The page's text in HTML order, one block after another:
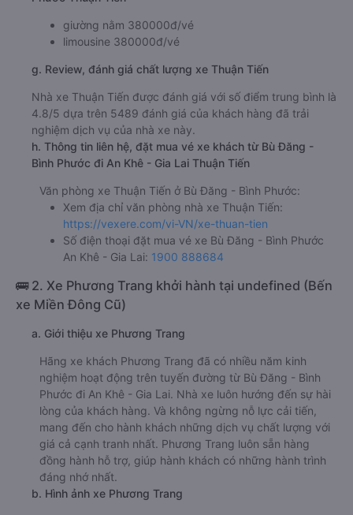
giường nằm 380000đ/vé
limousine 380000đ/vé
g. Review, đánh giá chất lượng xe Thuận Tiến
Nhà xe Thuận Tiến được đánh giá với số điểm trung bình là
4.8/5 dựa trên 5489 đánh giá của khách hàng đã trải
nghiệm dịch vụ của nhà xe này.
h. Thông tin liên hệ, đặt mua vé xe khách từ Bù Đăng -
Bình Phước đi An Khê - Gia Lai Thuận Tiến
Văn phòng xe Thuận Tiến ở Bù Đăng - Bình Phước:
Xem địa chỉ văn phòng nhà xe Thuận Tiến:
https://vexere.com/vi-VN/xe-thuan-tien
Số điện thoại đặt mua vé xe Bù Đăng - Bình Phước
An Khê - Gia Lai: 1900 888684
🚌 2. Xe Phương Trang khởi hành tại undefined (Bến
xe Miền Đông Cũ)
a. Giới thiệu xe Phương Trang
Hãng xe khách Phương Trang đã có nhiều năm kinh
nghiệm hoạt động trên tuyến đường từ Bù Đăng - Bình
Phước đi An Khê - Gia Lai. Nhà xe luôn hướng đến sự hài
lòng của khách hàng. Và không ngừng nỗ lực cải tiến,
mang đến cho hành khách những dịch vụ chất lượng với
giá cả cạnh tranh nhất. Phương Trang luôn sẵn hàng
đồng hành hỗ trợ, giúp hành khách có những hành trình
đáng nhớ nhất.
b. Hình ảnh xe Phương Trang